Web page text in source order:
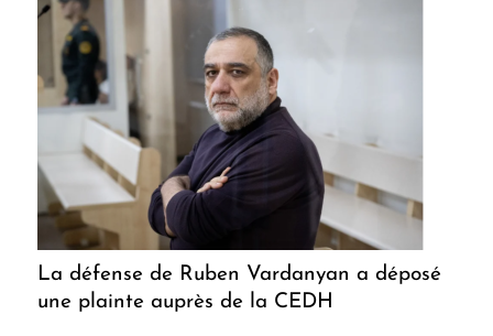
La défense de Ruben Vardanyan a déposé
une plainte auprès de la CEDH